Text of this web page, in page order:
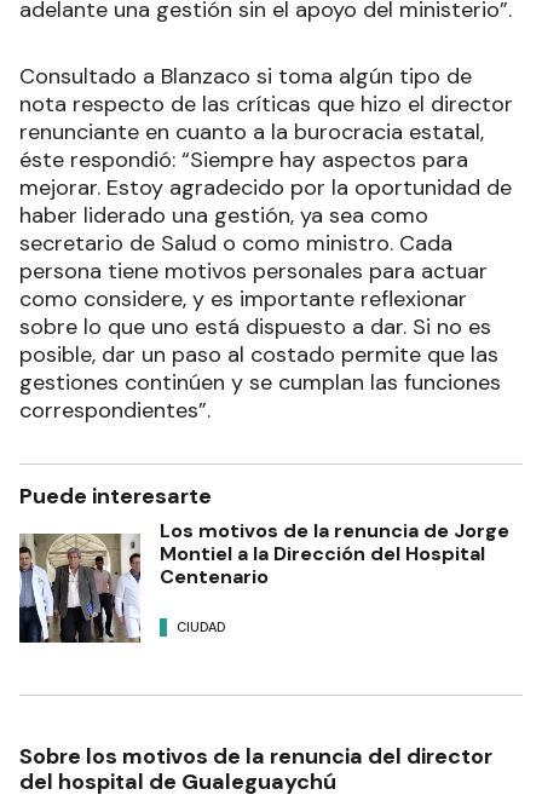
adelante una gestión sin el apoyo del ministerio”.
Consultado a Blanzaco si toma algún tipo de
nota respecto de las críticas que hizo el director
renunciante en cuanto a la burocracia estatal,
éste respondió: “Siempre hay aspectos para
mejorar. Estoy agradecido por la oportunidad de
haber liderado una gestión, ya sea como
secretario de Salud o como ministro. Cada
persona tiene motivos personales para actuar
como considere, y es importante reflexionar
sobre lo que uno está dispuesto a dar. Si no es
posible, dar un paso al costado permite que las
gestiones continúen y se cumplan las funciones
correspondientes”.
Puede interesarte
Los motivos de la renuncia de Jorge
Montiel a la Dirección del Hospital
Centenario
CIUDAD
Sobre los motivos de la renuncia del director
del hospital de Gualeguaychú